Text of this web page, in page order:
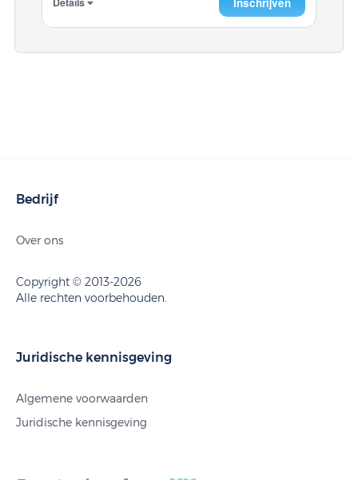
Bedrijf
Over ons
Copyright © 2013-2026
Alle rechten voorbehouden.
Juridische kennisgeving
Algemene voorwaarden
Juridische kennisgeving